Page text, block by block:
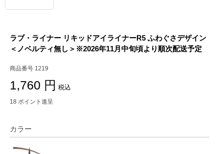
ラブ・ライナー リキッドアイライナーR5 ふわぐさデザイン
＜ノベルティ無し＞※2026年11月中旬頃より順次配送予定
商品番号 1219
1,760 税込
18 ポイント進呈
カラー